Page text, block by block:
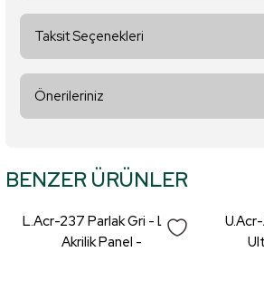
Taksit Seçenekleri
Önerileriniz
tarafımıza iletebilirsiniz.
Ürün resmi kalitesiz, bozuk veya
BENZER ÜRÜNLER
L.Acr-237 Parlak Gri - Lux
Akrilik Panel -